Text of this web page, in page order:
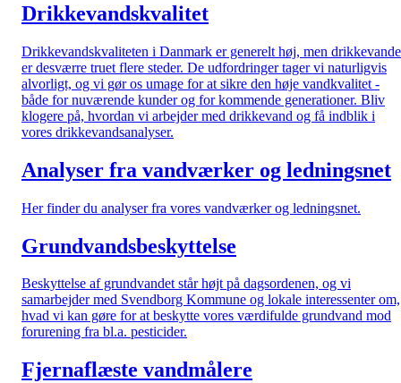
Drikkevandskvalitet
Drikkevandskvaliteten i Danmark er generelt høj, men
er desværre truet flere steder. De udfordringer tager vi naturligvis
alvorligt, og vi gør os umage for at sikre den høje vandkvalitet -
både for nuværende kunder og for kommende generationer. Bliv
klogere på, hvordan vi arbejder med drikkevand og få indblik i
vores drikkevandsanalyser.
Analyser fra vandværker og ledningsnet
Her finder du analyser fra vores vandværker og ledningsnet.
Grundvandsbeskyttelse
Beskyttelse af grundvandet står højt på dagsordenen, og vi
samarbejder med Svendborg Kommune og lokale interessenter om,
hvad vi kan gøre for at beskytte vores værdifulde grundvand mod
forurening fra bl.a. pesticider.
Fjernaflæste vandmålere